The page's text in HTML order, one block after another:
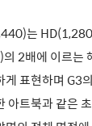
는
2배에 이르는
게 표현하며 G3
아트북과 같은